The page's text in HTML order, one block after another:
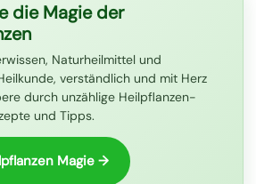
die Magie der
Naturheilmittel und
verständlich und mit Herz
durch unzählige Heilpflanzen-
und Tipps.
Magie →